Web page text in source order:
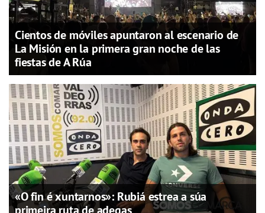
Cientos de móviles apuntaron al escenario de
La Misión en la primera gran noche de las
fiestas de A Rúa
«O fin é xuntarnos»: Rubiá estrea a súa
primeira ruta de adegas